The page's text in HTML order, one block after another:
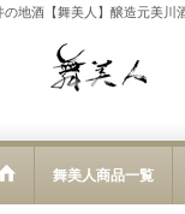
の地酒【舞美人】醸造元美川
舞美人商品一覧